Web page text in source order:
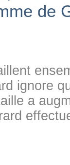
de
ignore
a